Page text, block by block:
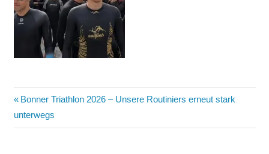
Bonner Triathlon 2026 – Unsere Routiniers erneut stark
unterwegs